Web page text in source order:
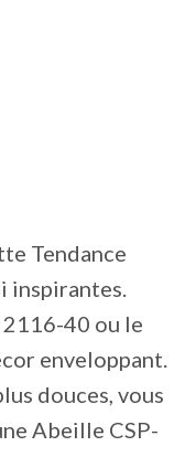
Tendance
inspirantes.
40 ou le
enveloppant.
douces, vous
Abeille CSP-